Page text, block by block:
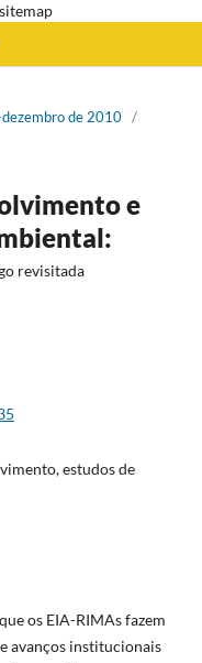
de 2010 /
e
revisitada
estudos de
os EIA-RIMAs fazem
avanços institucionais